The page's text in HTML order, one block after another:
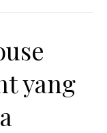
yang